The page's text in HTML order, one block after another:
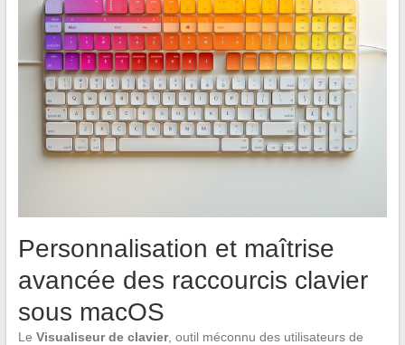
Personnalisation et maîtrise
avancée des raccourcis clavier
sous macOS
Le Visualiseur de clavier, outil méconnu des utilisateurs de